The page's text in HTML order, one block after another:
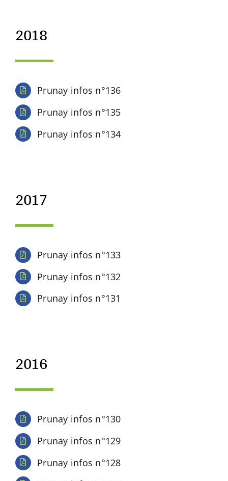
2018
Prunay infos n°136
Prunay infos n°135
Prunay infos n°134
2017
Prunay infos n°133
Prunay infos n°132
Prunay infos n°131
2016
Prunay infos n°130
Prunay infos n°129
Prunay infos n°128